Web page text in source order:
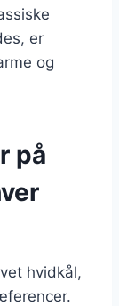
er
og
på
hvidkål,